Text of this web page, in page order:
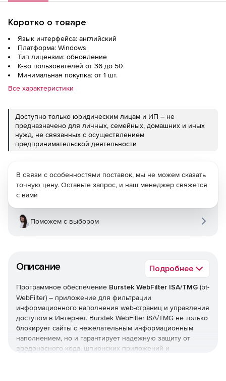
Коротко о товаре
Язык интерфейса: английский
Платформа: Windows
Тип лицензии: обновление
К-во пользователей от 36 до 50
Минимальная покупка: от 1 шт.
Все характеристики
Доступно только юридическим лицам и ИП – не
предназначено для личных, семейных, домашних и иных
нужд, не связанных с осуществлением
предпринимательской деятельности
Описание Подробнее
Программное обеспечение Burstek WebFilter ISA/TMG (bt-
WebFilter) – приложение для фильтрации
информационного наполнения web-страниц и управления
доступом в Интернет. Burstek WebFilter ISA/TMG не только
блокирует сайты с нежелательным информационным
наполнением, но и гарантирует надежную защиту от
вредоносного кода, шпионских приложений и
В связи с особенностями поставок, мы не можем сказать
точную цену. Оставьте запрос, и наш менеджер свяжется
с вами
Поможем с выбором